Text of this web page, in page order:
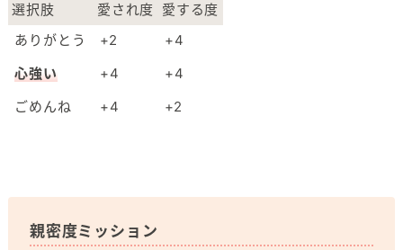
選択肢 愛され度 愛する度
ありがとう
+2
+4
心強い
+4
+4
ごめんね
+4 +2
親密度ミッション